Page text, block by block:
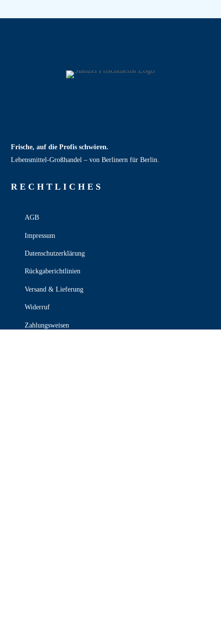
Frische, auf die Profis schwören.
Lebensmittel‑Großhandel – von Berlinern für Berlin.
RECHT­LICHES
AGB
Impressum
Datenschutzerklärung
Rückgaberichtlinien
Versand & Lieferung
Widerruf
Zahlungsweisen